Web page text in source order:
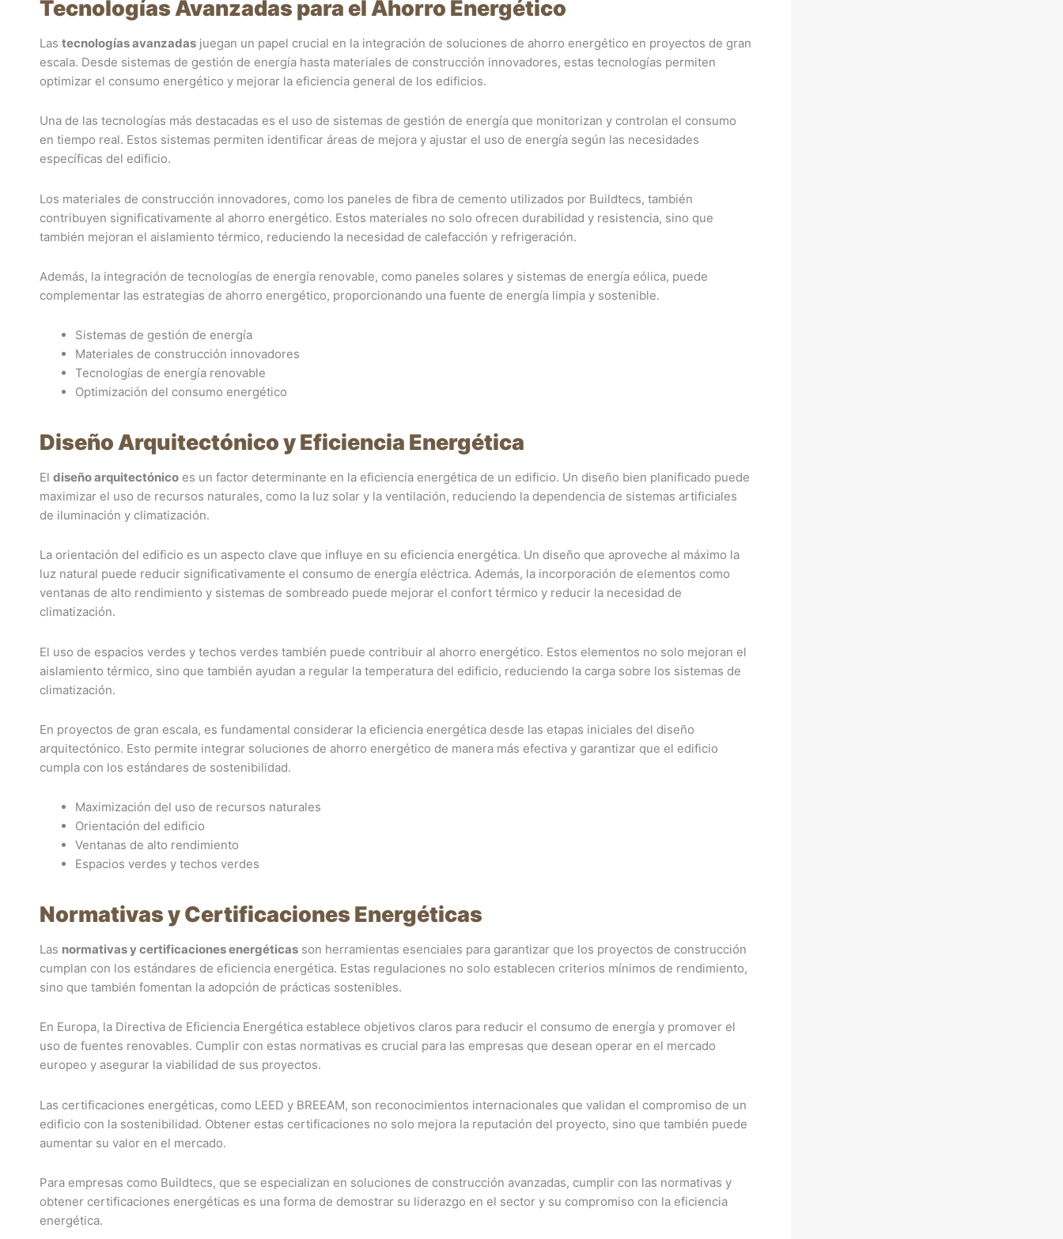
Tecnologías Avanzadas para el Ahorro Energético
Las tecnologías avanzadas juegan un papel crucial en la integración de soluciones de ahorro energético en proyectos de gran
escala. Desde sistemas de gestión de energía hasta materiales de construcción innovadores, estas tecnologías permiten
optimizar el consumo energético y mejorar la eficiencia general de los edificios.
Una de las tecnologías más destacadas es el uso de sistemas de gestión de energía que monitorizan y controlan el consumo
en tiempo real. Estos sistemas permiten identificar áreas de mejora y ajustar el uso de energía según las necesidades
específicas del edificio.
Los materiales de construcción innovadores, como los paneles de fibra de cemento utilizados por Buildtecs, también
contribuyen significativamente al ahorro energético. Estos materiales no solo ofrecen durabilidad y resistencia, sino que
también mejoran el aislamiento térmico, reduciendo la necesidad de calefacción y refrigeración.
Además, la integración de tecnologías de energía renovable, como paneles solares y sistemas de energía eólica, puede
complementar las estrategias de ahorro energético, proporcionando una fuente de energía limpia y sostenible.
Sistemas de gestión de energía
Materiales de construcción innovadores
Tecnologías de energía renovable
Optimización del consumo energético
Diseño Arquitectónico y Eficiencia Energética
El diseño arquitectónico es un factor determinante en la eficiencia energética de un edificio. Un diseño bien planificado puede
maximizar el uso de recursos naturales, como la luz solar y la ventilación, reduciendo la dependencia de sistemas artificiales
de iluminación y climatización.
La orientación del edificio es un aspecto clave que influye en su eficiencia energética. Un diseño que aproveche al máximo la
luz natural puede reducir significativamente el consumo de energía eléctrica. Además, la incorporación de elementos como
ventanas de alto rendimiento y sistemas de sombreado puede mejorar el confort térmico y reducir la necesidad de
climatización.
El uso de espacios verdes y techos verdes también puede contribuir al ahorro energético. Estos elementos no solo mejoran el
aislamiento térmico, sino que también ayudan a regular la temperatura del edificio, reduciendo la carga sobre los sistemas de
climatización.
En proyectos de gran escala, es fundamental considerar la eficiencia energética desde las etapas iniciales del diseño
arquitectónico. Esto permite integrar soluciones de ahorro energético de manera más efectiva y garantizar que el edificio
cumpla con los estándares de sostenibilidad.
Maximización del uso de recursos naturales
Orientación del edificio
Ventanas de alto rendimiento
Espacios verdes y techos verdes
Normativas y Certificaciones Energéticas
Las normativas y certificaciones energéticas son herramientas esenciales para garantizar que los proyectos de construcción
cumplan con los estándares de eficiencia energética. Estas regulaciones no solo establecen criterios mínimos de rendimiento,
sino que también fomentan la adopción de prácticas sostenibles.
En Europa, la Directiva de Eficiencia Energética establece objetivos claros para reducir el consumo de energía y promover el
uso de fuentes renovables. Cumplir con estas normativas es crucial para las empresas que desean operar en el mercado
europeo y asegurar la viabilidad de sus proyectos.
Las certificaciones energéticas, como LEED y BREEAM, son reconocimientos internacionales que validan el compromiso de un
edificio con la sostenibilidad. Obtener estas certificaciones no solo mejora la reputación del proyecto, sino que también puede
aumentar su valor en el mercado.
Para empresas como Buildtecs, que se especializan en soluciones de construcción avanzadas, cumplir con las normativas y
obtener certificaciones energéticas es una forma de demostrar su liderazgo en el sector y su compromiso con la eficiencia
energética.